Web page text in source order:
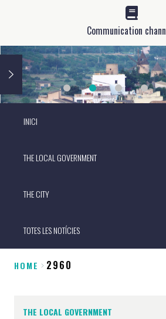
Communication
INICI
THE LOCAL GOVERNMENT
THE CITY
TOTES LES NOTÍCIES
HOME 2960
THE LOCAL GOVERNMENT